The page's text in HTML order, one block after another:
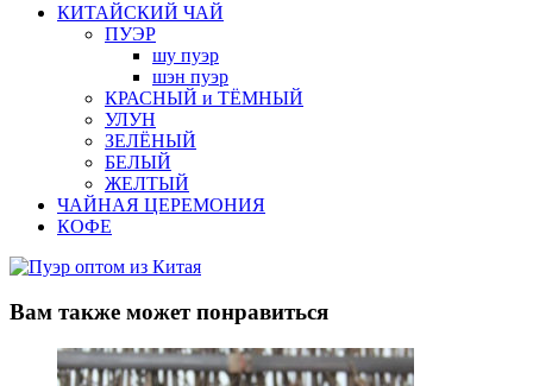
КИТАЙСКИЙ ЧАЙ
ПУЭР
шу пуэр
шэн пуэр
КРАСНЫЙ и ТЁМНЫЙ
УЛУН
ЗЕЛЁНЫЙ
БЕЛЫЙ
ЖЕЛТЫЙ
ЧАЙНАЯ ЦЕРЕМОНИЯ
КОФЕ
Вам также может понравиться